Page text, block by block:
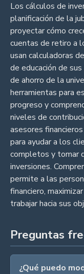
Los cálculos de
planificación de la
proyectar cómo
cuentas de retiro a
usan calculadoras
de educación de
de ahorro de la
herramientas para
progreso y
niveles de
asesores
para ayudar a los
completos y tomar
inversiones.
permite a las
financiero,
trabajar hacia sus
Preguntas
¿Qué puedo